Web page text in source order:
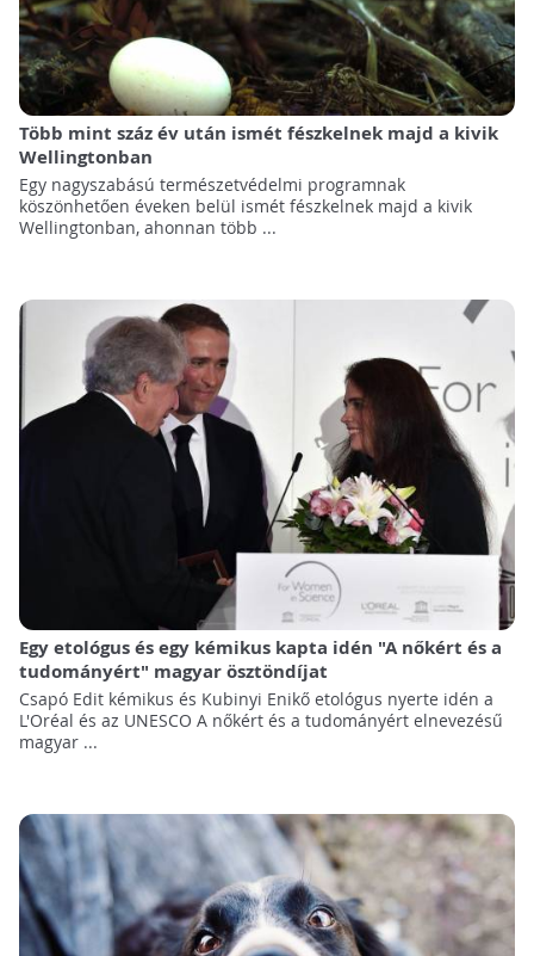
Több mint száz év után ismét fészkelnek majd a kivik
Wellingtonban
Egy nagyszabású természetvédelmi programnak
köszönhetően éveken belül ismét fészkelnek majd a kivik
Wellingtonban, ahonnan több ...
Egy etológus és egy kémikus kapta idén "A nőkért és a
tudományért" magyar ösztöndíjat
Csapó Edit kémikus és Kubinyi Enikő etológus nyerte idén a
L'Oréal és az UNESCO A nőkért és a tudományért elnevezésű
magyar ...